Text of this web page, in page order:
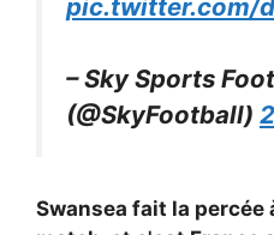
pic.twitter.com/
– Sky Sports
(@SkyFootball)
Swansea fait la percée